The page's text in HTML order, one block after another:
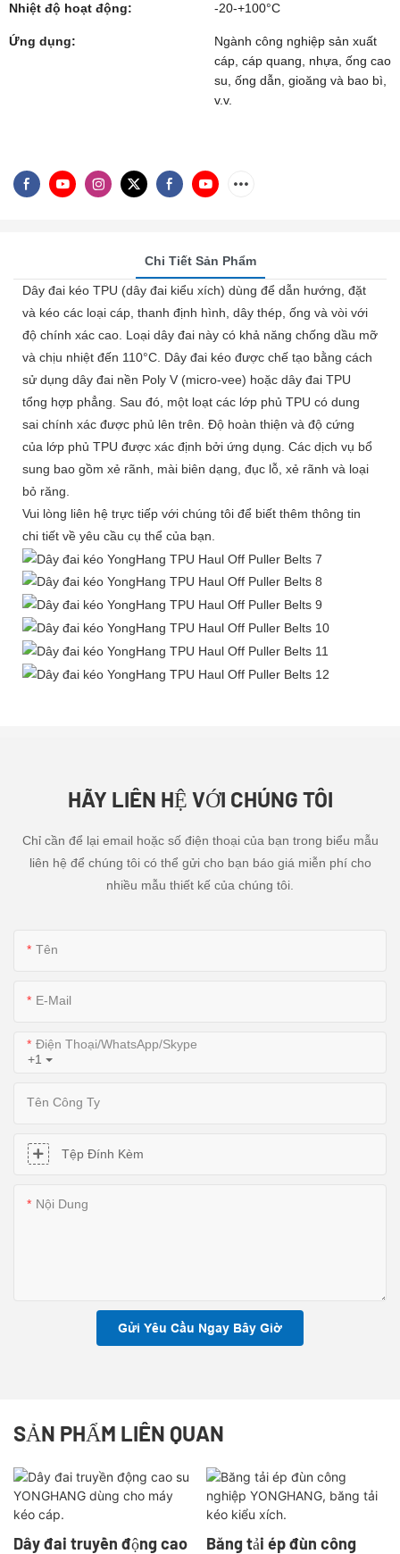
Nhiệt độ hoạt động: -20-+100°C
Ứng dụng:
Ngành công nghiệp sản xuất
cáp, cáp quang, nhựa, ống cao
su, ống dẫn, gioăng và bao bì,
v.v.
Chi Tiết Sản Phẩm
Dây đai kéo TPU (dây đai kiểu xích) dùng để dẫn hướng, đặt
và kéo các loại cáp, thanh định hình, dây thép, ống và vòi với
độ chính xác cao. Loại dây đai này có khả năng chống dầu mỡ
và chịu nhiệt đến 110°C. Dây đai kéo được chế tạo bằng cách
sử dụng dây đai nền Poly V (micro-vee) hoặc dây đai TPU
tổng hợp phẳng. Sau đó, một loạt các lớp phủ TPU có dung
sai chính xác được phủ lên trên. Độ hoàn thiện và độ cứng
của lớp phủ TPU được xác định bởi ứng dụng. Các dịch vụ bổ
sung bao gồm xẻ rãnh, mài biên dạng, đục lỗ, xẻ rãnh và loại
bỏ răng.
Vui lòng liên hệ trực tiếp với chúng tôi để biết thêm thông tin
chi tiết về yêu cầu cụ thể của bạn.
HÃY LIÊN HỆ VỚI CHÚNG TÔI
Chỉ cần để lại email hoặc số điện thoại của bạn trong biểu mẫu
liên hệ để chúng tôi có thể gửi cho bạn báo giá miễn phí cho
nhiều mẫu thiết kế của chúng tôi.
Tên
E-Mail
+1
Điện Thoại/WhatsApp/Skype
Tên Công Ty
Tệp Đính Kèm
Nội Dung
Gửi Yêu Cầu Ngay Bây Giờ
SẢN PHẨM LIÊN QUAN
Dây đai truyền động cao
Băng tải ép đùn công